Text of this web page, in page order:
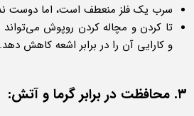
سرب یک فلز منعطف است، اما دوست
تا کردن و مچاله کردن روپوش
و کارایی آن را در برابر اشعه کاهش دهد.
۳. محافظت در برابر گرما و آتش: